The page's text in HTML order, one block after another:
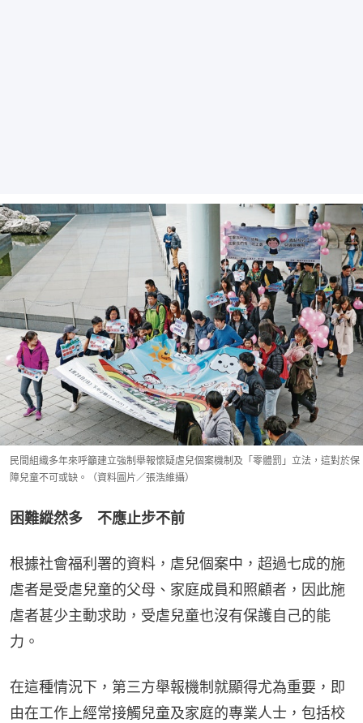
民間組織多年來呼籲建立強制舉報懷疑虐兒個案機制及「零體罰」立法，這對於保
障兒童不可或缺。（資料圖片／張浩維攝）
困難縱然多 不應止步不前
根據社會福利署的資料，虐兒個案中，超過七成的施
虐者是受虐兒童的父母、家庭成員和照顧者，因此施
虐者甚少主動求助，受虐兒童也沒有保護自己的能
力。
在這種情況下，第三方舉報機制就顯得尤為重要，即
由在工作上經常接觸兒童及家庭的專業人士，包括校